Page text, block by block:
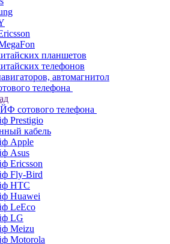
планшетов
телефонов
автомагнитол
телефона
сотового телефона
Prestigio
кабель
Apple
Asus
Ericsson
Fly-Bird
HTC
Huawei
LeEco
LG
Meizu
Motorola